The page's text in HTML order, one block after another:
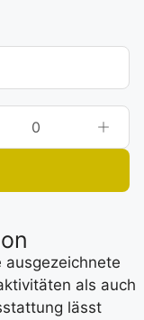
0
als auch
lässt